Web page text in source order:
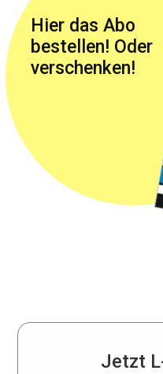
Hier das Abo
bestellen! Oder
verschenken!
Jetzt